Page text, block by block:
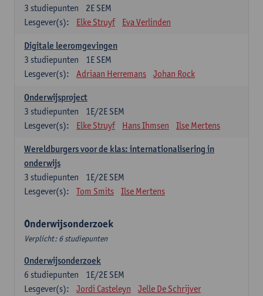
2E SEM
3 studiepunten
Lesgever(s):
Elke Struyf Eva Verlinden
Digitale leeromgevingen
1E SEM
3 studiepunten
Lesgever(s):
Adriaan Herremans Johan Rock
Onderwijsproject
1E/2E SEM
3 studiepunten
Lesgever(s):
Elke Struyf Hans Ihmsen Ilse Mertens
Wereldburgers voor de klas: internationalisering in
onderwijs
1E/2E SEM
3 studiepunten
Lesgever(s):
Tom Smits Ilse Mertens
Onderwijsonderzoek
Verplicht: 6 studiepunten
Onderwijsonderzoek
1E/2E SEM
6 studiepunten
Lesgever(s):
Jordi Casteleyn Jelle De Schrijver